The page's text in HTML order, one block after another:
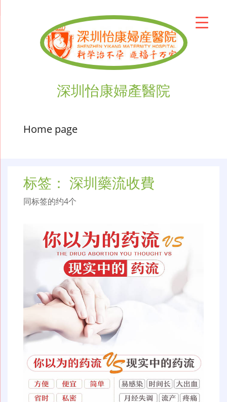
深圳怡康婦產醫院
Home page
标签： 深圳藥流收費
同标签的约4个